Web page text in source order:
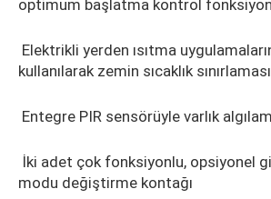
optimum başlatma kontrol
Elektrikli yerden ısıtma
kullanılarak zemin sıcaklık sınırlaması
Entegre PIR sensörüyle varlık
İki adet çok fonksiyonlu, opsiyonel
modu değiştirme kontağı